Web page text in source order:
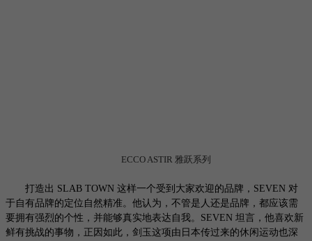
ECCO ASTIR 雅跃系列
打造出 SLAB TOWN 这样一个受到大家欢迎的品牌，SEVEN 对
于自有品牌的定位自然精准。他认为，不管是人还是品牌，都应该需
要拥有强烈的个性，并能够真实地表达自我。SEVEN 坦言，他喜欢新
鲜有挑战的事物，正因如此，剑玉这项由日本传过来的休闲运动也深